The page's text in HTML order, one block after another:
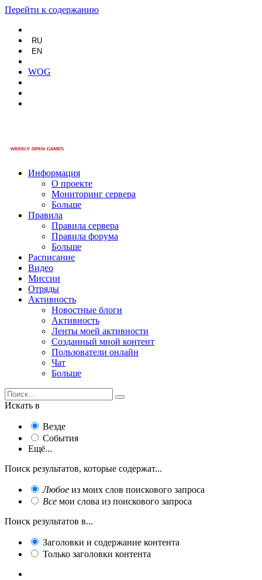
Перейти к содержанию
RU
EN
WOG
Информация
О проекте
Мониторинг сервера
Больше
Правила
Правила сервера
Правила форума
Больше
Расписание
Видео
Миссии
Отряды
Активность
Новостные блоги
Активность
Ленты моей активности
Созданный мной контент
Пользователи онлайн
Чат
Больше
Искать в
Везде
События
Ещё...
Поиск результатов, которые содержат...
Любое из моих слов поискового запроса
Все мои слова из поискового запроса
Поиск результатов в...
Заголовки и содержание контента
Только заголовки контента